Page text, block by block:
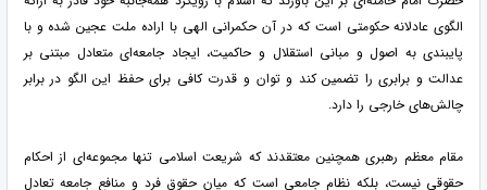
الگوی عادلانه حکومتی است که در آن حکمرانی الهی با اراده ملت عجین شده و با
پایبندی به اصول و مبانی استقلال و حاکمیت، ایجاد جامعه‌ای متعادل مبتنی بر
عدالت و برابری را تضمین کند و توان و قدرت کافی برای حفظ این الگو در برابر
چالش‌های خارجی را دارد.
مقام معظم رهبری همچنین معتقدند که شریعت اسلامی تنها مجموعه‌ای از احکام
حقوقی نیست، بلکه نظام جامعی است که میان حقوق فرد و منافع جامعه تعادل